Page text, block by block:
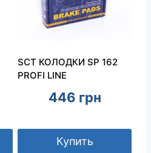
SCT КОЛОДКИ SP 162
PROFI LINE
446 грн
Купить